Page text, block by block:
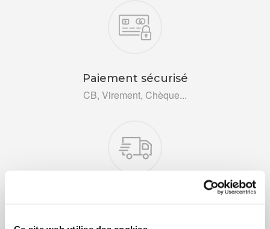
Paiement sécurisé
CB, Virement, Chèque...